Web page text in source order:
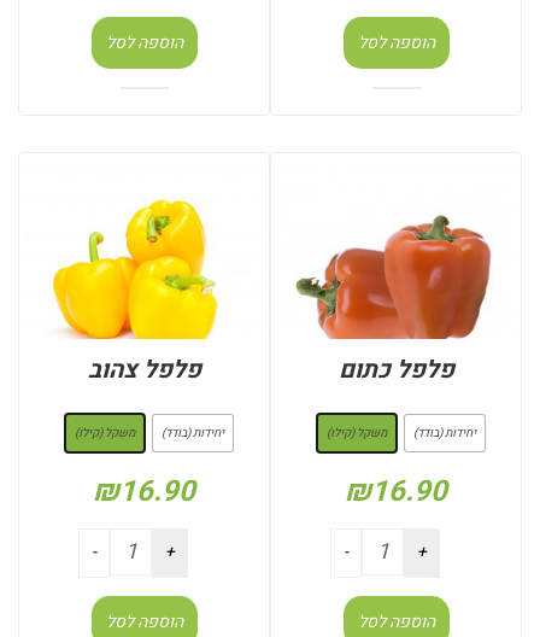
הוספה לסל הוספה לסל
פלפל כתום
יחידות (בודד) משקל (קילו)
₪16.90
הוספה לסל
פלפל צהוב
יחידות (בודד) משקל (קילו)
₪16.90
הוספה לסל